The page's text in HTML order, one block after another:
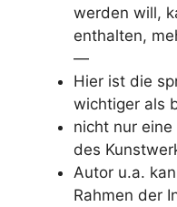
werden will,
enthalten,
—
Hier ist die
wichtiger als
nicht nur
des
Autor u.a.
Rahmen der